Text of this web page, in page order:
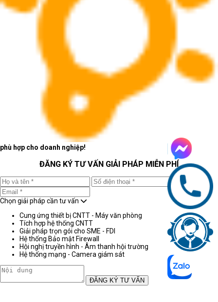
phù hợp cho doanh nghiệp!
ĐĂNG KÝ TƯ VẤN GIẢI PHÁP MIỄN PHÍ
Chọn giải pháp cần tư vấn
Cung ứng thiết bị CNTT - Máy văn phòng
Tích hợp hệ thống CNTT
Giải pháp trọn gói cho SME - FDI
Hệ thống Bảo mật Firewall
Hội nghị truyền hình - Âm thanh hội trường
Hệ thống mạng - Camera giám sát
ĐĂNG KÝ TƯ VẤN